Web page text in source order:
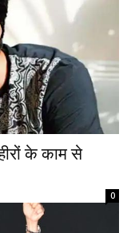
के काम से
0